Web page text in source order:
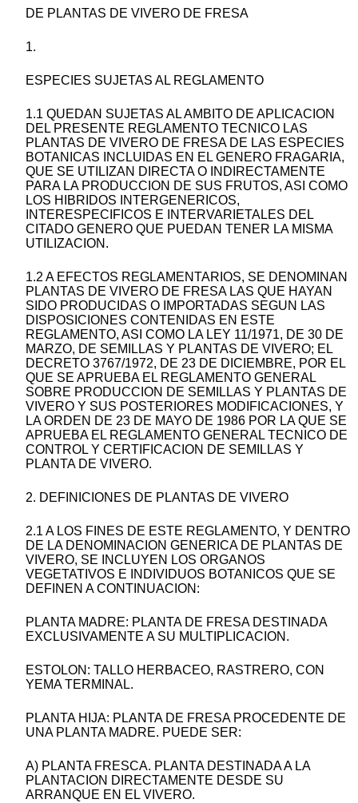
DE PLANTAS DE VIVERO DE FRESA
1.
ESPECIES SUJETAS AL REGLAMENTO
1.1 QUEDAN SUJETAS AL AMBITO DE APLICACION
DEL PRESENTE REGLAMENTO TECNICO LAS
PLANTAS DE VIVERO DE FRESA DE LAS ESPECIES
BOTANICAS INCLUIDAS EN EL GENERO FRAGARIA,
QUE SE UTILIZAN DIRECTA O INDIRECTAMENTE
PARA LA PRODUCCION DE SUS FRUTOS, ASI COMO
LOS HIBRIDOS INTERGENERICOS,
INTERESPECIFICOS E INTERVARIETALES DEL
CITADO GENERO QUE PUEDAN TENER LA MISMA
UTILIZACION.
1.2 A EFECTOS REGLAMENTARIOS, SE DENOMINAN
PLANTAS DE VIVERO DE FRESA LAS QUE HAYAN
SIDO PRODUCIDAS O IMPORTADAS SEGUN LAS
DISPOSICIONES CONTENIDAS EN ESTE
REGLAMENTO, ASI COMO LA LEY 11/1971, DE 30 DE
MARZO, DE SEMILLAS Y PLANTAS DE VIVERO; EL
DECRETO 3767/1972, DE 23 DE DICIEMBRE, POR EL
QUE SE APRUEBA EL REGLAMENTO GENERAL
SOBRE PRODUCCION DE SEMILLAS Y PLANTAS DE
VIVERO Y SUS POSTERIORES MODIFICACIONES, Y
LA ORDEN DE 23 DE MAYO DE 1986 POR LA QUE SE
APRUEBA EL REGLAMENTO GENERAL TECNICO DE
CONTROL Y CERTIFICACION DE SEMILLAS Y
PLANTA DE VIVERO.
2. DEFINICIONES DE PLANTAS DE VIVERO
2.1 A LOS FINES DE ESTE REGLAMENTO, Y DENTRO
DE LA DENOMINACION GENERICA DE PLANTAS DE
VIVERO, SE INCLUYEN LOS ORGANOS
VEGETATIVOS E INDIVIDUOS BOTANICOS QUE SE
DEFINEN A CONTINUACION:
PLANTA MADRE: PLANTA DE FRESA DESTINADA
EXCLUSIVAMENTE A SU MULTIPLICACION.
ESTOLON: TALLO HERBACEO, RASTRERO, CON
YEMA TERMINAL.
PLANTA HIJA: PLANTA DE FRESA PROCEDENTE DE
UNA PLANTA MADRE. PUEDE SER:
A) PLANTA FRESCA. PLANTA DESTINADA A LA
PLANTACION DIRECTAMENTE DESDE SU
ARRANQUE EN EL VIVERO.